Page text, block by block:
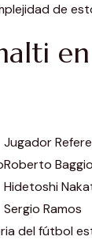
de
Jugador
Roberto Baggio
Hidetoshi
Sergio Ramos
del fútbol